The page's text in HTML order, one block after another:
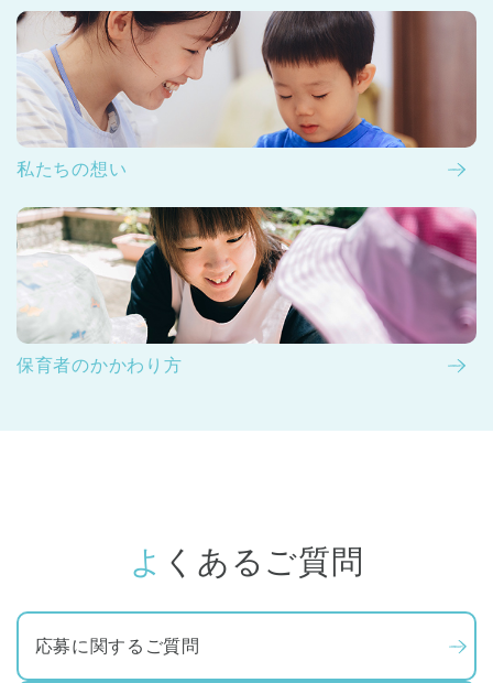
私たちの想い
保育者のかかわり方
よくあるご質問
応募に関するご質問